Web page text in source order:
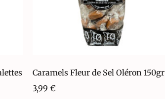
Caramels Fleur de Sel Oléron 150gr
3,99€